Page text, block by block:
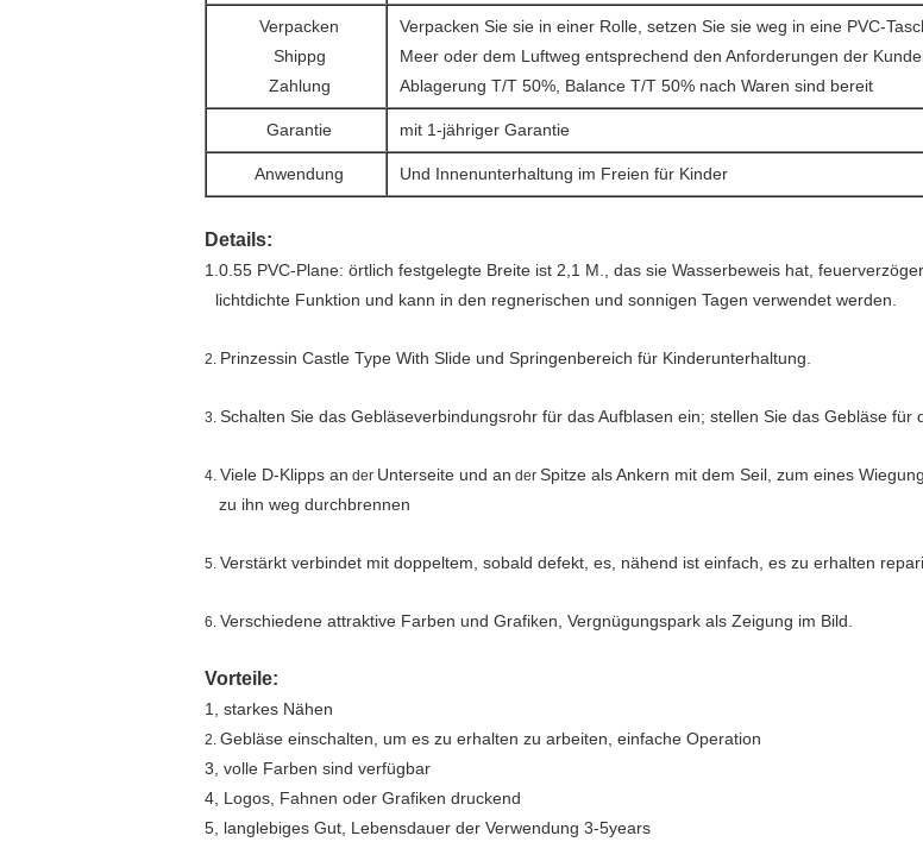
Verpacken
Shippg
Zahlung
Verpacken Sie sie in einer Rolle, setzen Sie sie weg in eine PVC-
Meer oder dem Luftweg entsprechend den Anforderungen der
Ablagerung T/T 50%, Balance T/T 50% nach Waren sind bereit
Garantie mit 1-jähriger Garantie
Anwendung Und Innenunterhaltung im Freien für Kinder
Details:
1.0.55 PVC-Plane: örtlich festgelegte Breite ist 2,1 M., das sie Wasserbeweis hat,
lichtdichte Funktion und kann in den regnerischen und sonnigen Tagen verwendet werden.
2. Prinzessin Castle Type With Slide und Springenbereich für Kinderunterhaltung.
3. Schalten Sie das Gebläseverbindungsrohr für das Aufblasen ein; stellen Sie das Gebläse für
4. Viele D-Klipps an der Unterseite und an der Spitze als Ankern mit dem Seil, zum eines
zu ihn weg durchbrennen
5. Verstärkt verbindet mit doppeltem, sobald defekt, es, nähend ist einfach, es zu erhalten
6. Verschiedene attraktive Farben und Grafiken, Vergnügungspark als Zeigung im Bild.
Vorteile:
1, starkes Nähen
2. Gebläse einschalten, um es zu erhalten zu arbeiten, einfache Operation
3, volle Farben sind verfügbar
4, Logos, Fahnen oder Grafiken druckend
5, langlebiges Gut, Lebensdauer der Verwendung 3-5years